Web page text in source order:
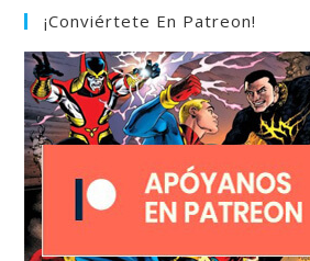
¡Conviértete En Patreon!